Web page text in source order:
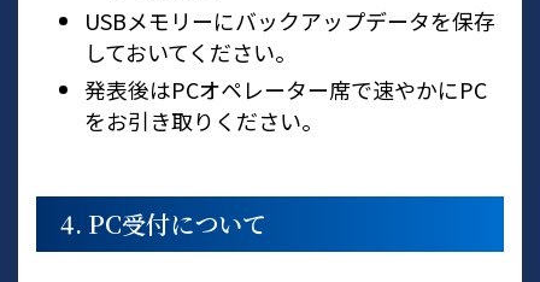
USBメモリーにバックアップデータを保存
しておいてください。
発表後はPCオペレーター席で速やかにPC
をお引き取りください。
4. PC受付について